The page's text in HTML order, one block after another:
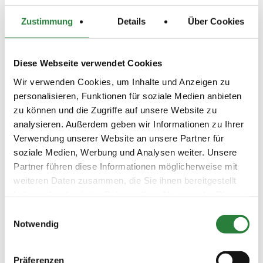
Zustimmung Details Über Cookies
Diese Webseite verwendet Cookies
Wir verwenden Cookies, um Inhalte und Anzeigen zu
personalisieren, Funktionen für soziale Medien anbieten
zu können und die Zugriffe auf unsere Website zu
analysieren. Außerdem geben wir Informationen zu Ihrer
Verwendung unserer Website an unsere Partner für
soziale Medien, Werbung und Analysen weiter. Unsere
Partner führen diese Informationen möglicherweise mit
weiteren Daten zusammen, die Sie ihnen bereitgestellt
Notwendig
Präferenzen
Ergebnisse:
Zu den Ergebnissen auf www.fn-erfolgsdaten.de
Prüfungen
15.07.2018
1. Springprüfung Kl.M*
SPR
350,00 €